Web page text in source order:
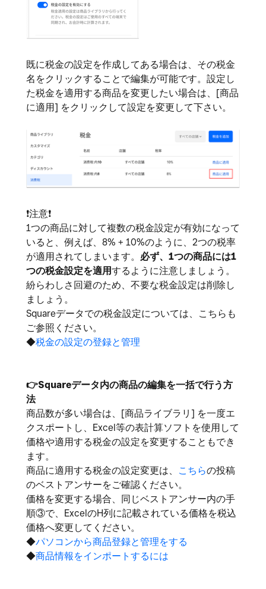
既に税金の設定を作成してある場合は、その税金
名をクリックすることで編集が可能です。設定し
た税金を適用する商品を変更したい場合は、[商品
に適用] をクリックして設定を変更して下さい。
❗注意❗
1つの商品に対して複数の税金設定が有効になって
いると、例えば、8% + 10%のように、2つの税率
が適用されてしまいます。 必ず、1つの商品には1
つの税金設定を適用するように注意しましょう。
紛らわしさ回避のため、不要な税金設定は削除し
ましょう。
Squareデータでの税金設定については、こちらも
ご参照ください。
◆税金の設定の登録と管理
👉Squareデータ内の商品の編集を一括で行う方
法
商品数が多い場合は、[商品ライブラリ] を一度エ
クスポートし、Excel等の表計算ソフトを使用して
価格や適用する税金の設定を変更することもでき
ます。
商品に適用する税金の設定変更は、
こちらの投稿
のベストアンサーをご確認ください。
価格を変更する場合、同じベストアンサー内の手
順③で、ExcelのH列に記載されている価格を税込
価格へ変更してください。
◆パソコンから商品登録と管理をする
◆商品情報をインポートするには